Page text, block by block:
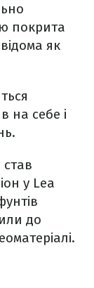
покрита
як
на себе і
у Lea
до